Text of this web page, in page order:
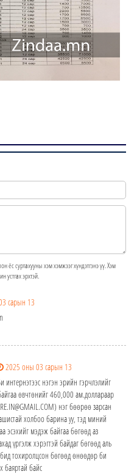
ёс суртахууны хэм хэмжээг хүндэтгэнэ үү. Хэм
устгах эрхтэй.
сарын 13
2025 оны 03 сарын 13
нэгэн эрийн гэрчлэлийг
өвчтөнийг 460,000 ам.доллараар
нэг бөөрөө зарсан
холбоо барина уу, тэд миний
эсэхийг мэдэж байгаа бөгөөд аз
үргэлж хэрэгтэй байдаг бөгөөд аль
тохиролцсон бөгөөд өнөөдөр би
баяртай байс